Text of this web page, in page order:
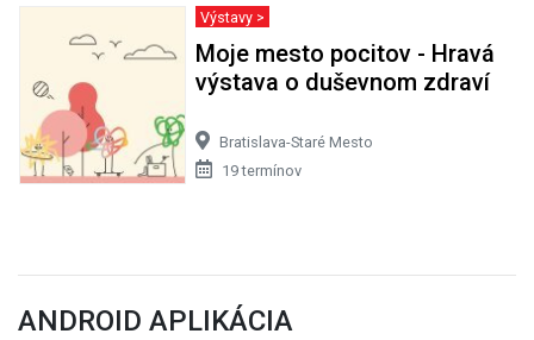
Výstavy >
Moje mesto pocitov - Hravá
výstava o duševnom zdraví
Bratislava-Staré Mesto
19 termínov
ANDROID APLIKÁCIA